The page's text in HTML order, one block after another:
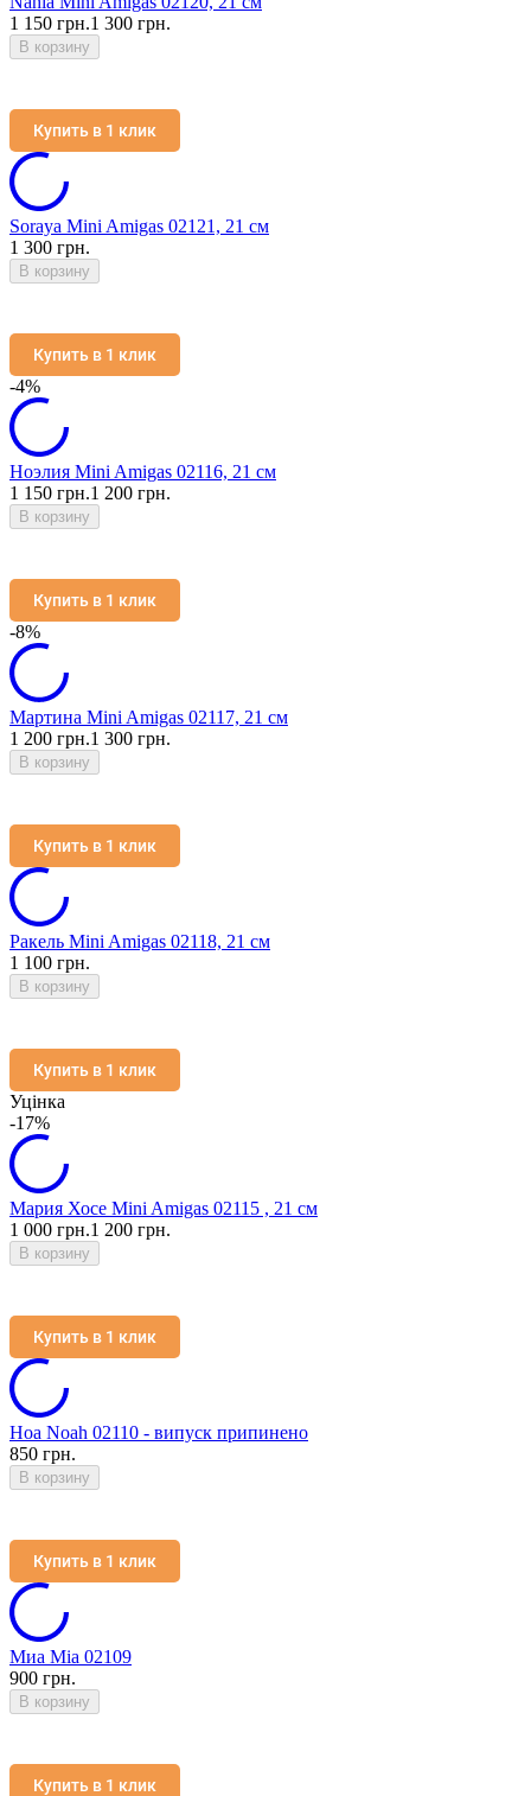
1 150 грн.1 300 грн.
В корзину
Купить в 1 клик
Soraya Mini Amigas 02121, 21 см
1 300 грн.
В корзину
Купить в 1 клик
-4%
Ноэлия Mini Amigas 02116, 21 см
1 150 грн.1 200 грн.
В корзину
Купить в 1 клик
-8%
Мартина Mini Amigas 02117, 21 см
1 200 грн.1 300 грн.
В корзину
Купить в 1 клик
Ракель Mini Amigas 02118, 21 см
1 100 грн.
В корзину
Купить в 1 клик
Уцінка
-17%
Мария Хосе Mini Amigas 02115 , 21 см
1 000 грн.1 200 грн.
В корзину
Купить в 1 клик
Ноа Noah 02110 - випуск припинено
850 грн.
В корзину
Купить в 1 клик
Миа Mia 02109
900 грн.
В корзину
Купить в 1 клик